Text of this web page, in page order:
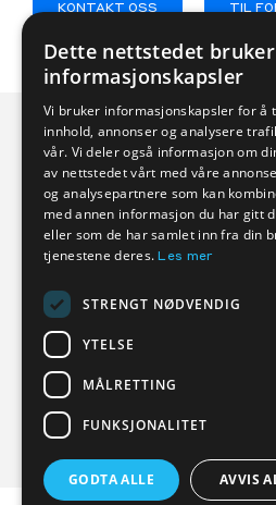
KONTAKT OSS TIL
Veihjelp:
MG: 22 22 27 15
Volvo: 800 30 060
FORHANDLERE
Dette nettstedet bruker
informasjonskapsler
Vi bruker informasjonskapsler for å
innhold, annonser og analysere
vår. Vi deler også informasjon om
av nettstedet vårt med våre
og analysepartnere som kan
med annen informasjon du har gitt
eller som de har samlet inn fra din
tjenestene deres.Les mer
STRENGT NØDVENDIG
YTELSE
MÅLRETTING
FUNKSJONALITET
GODTA ALLE AVVIS